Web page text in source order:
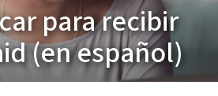
para recibir
(en español)